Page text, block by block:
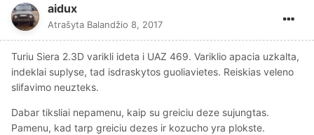
aidux
Atrašyta Balandžio 8, 2017
Turiu Siera 2.3D varikli ideta i UAZ 469. Variklio apacia uzkalta,
indeklai suplyse, tad isdraskytos guoliavietes. Reiskias veleno
slifavimo neuzteks.
Dabar tiksliai nepamenu, kaip su greiciu deze sujungtas.
Pamenu, kad tarp greiciu dezes ir kozucho yra plokste.